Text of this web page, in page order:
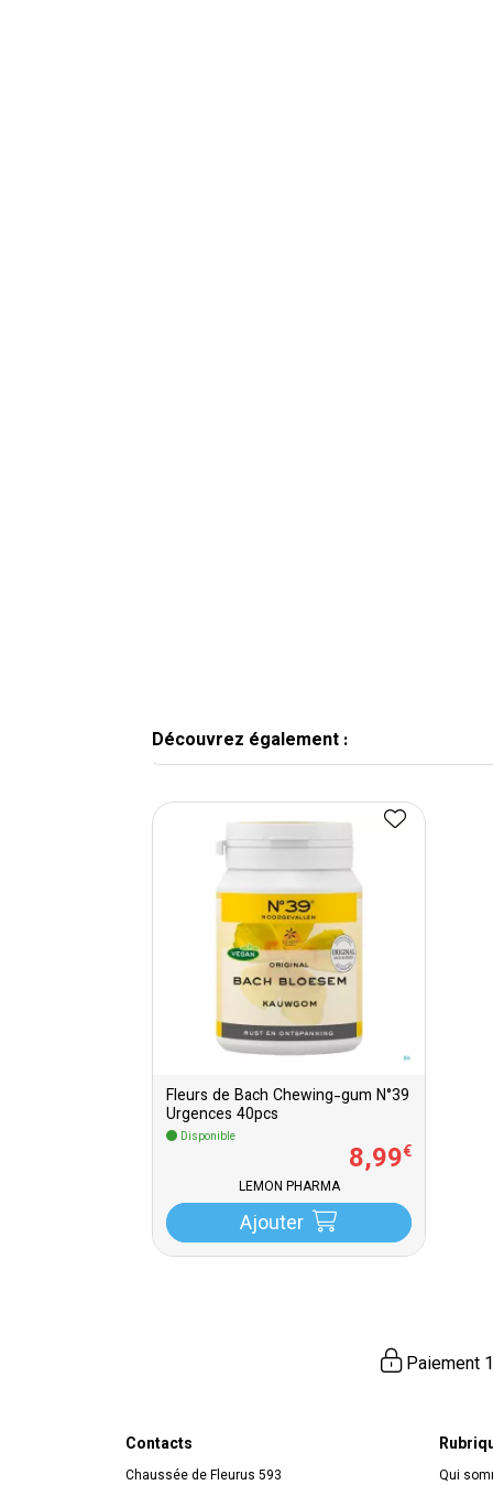
Découvrez également :
Fleurs de Bach Chewing-gum N°39
Urgences 40pcs
Disponible
8,99€
LEMON PHARMA
Ajouter
Paiement
Contacts
Chaussée de Fleurus 593
Qui